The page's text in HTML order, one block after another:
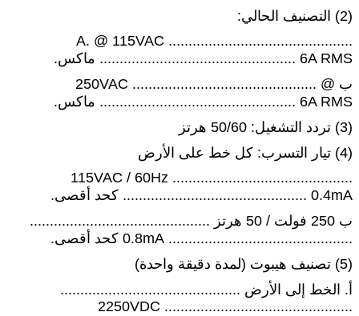
(2) التصنيف الحالي:
A. @ 115VAC ..............................................
................................................. 6A RMS ماكس.
ب @ 250VAC ..............................................
................................................. 6A RMS ماكس.
(3) تردد التشغيل: 50/60 هرتز
(4) تيار التسرب: كل خط على الأرض
115VAC / 60Hz .............................................
.............................................. 0.4mA كحد أقصى.
ب 250 فولت / 50 هرتز .............................................
.............................................. 0.8mA كحد أقصى.
(5) تصنيف هيبوت (لمدة دقيقة واحدة)
أ. الخط إلى الأرض .............................................
............................................... 2250VDC